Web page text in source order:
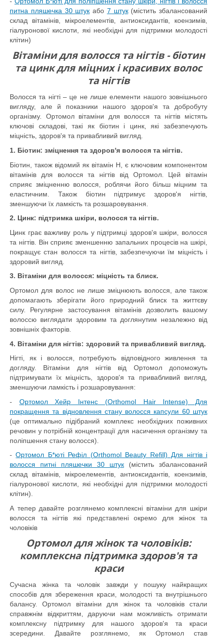
питна пляшечка 30 штук або 7 штук(містить збалансований
склад вітамінів, мікроелементів, антиоксидантів, коензимів,
гіалуронової кислоти, які необхідні для підтримки молодості
клітин)
Вітаміни для волосся та нігтів - біотин
та цинк для міцних і красивих волос
та нігтів
Волосся та нігті – це не лише елементи нашого зовнішнього
вигляду, але й показники нашого здоров'я та добробуту
організму. Ортомол вітаміни для волосся та нігтів містять
ключові складові, такі як біотин і цинк, які забезпечують
міцність, здоров'я та привабливий вигляд.
1. Біотин: зміцнення та здоров'я волосся та нігтів.
Біотин, також відомий як вітамін H, є ключовим компонентом
вітамінів для волосся та нігтів від Ортомол. Цей вітамін
сприяє зміцненню волосся, роблячи його більш міцним та
еластичним. Також біотин підтримує здоров'я нігтів,
зменшуючи їх ламкість та розшаровування.
2. Цинк: підтримка шкіри, волосся та нігтів.
Цинк грає важливу роль у підтримці здоров'я шкіри, волосся
та нігтів. Він сприяє зменшенню запальних процесів на шкірі,
покращує стан волосся та нігтів, забезпечуючи їм міцність і
здоровий вигляд.
3. Вітаміни для волосся: міцність та блиск.
Ортомол для волос не лише зміцнюють волосся, але також
допомагають зберігати його природний блиск та життєву
силу. Регулярне застосування вітамінів дозволить вашому
волоссю виглядати здоровим та доглянутим незалежно від
зовнішніх факторів.
4. Вітаміни для нігтів: здоровий та привабливий вигляд.
Нігті, як і волосся, потребують відповідного живлення та
догляду. Вітаміни для нігтів від Ортомол допоможуть
підтримувати їх міцність, здоров'я та привабливий вигляд,
зменшуючи ламкість і розшаровування:
- Ортомол Хейр Інтенс (Orthomol Hair Intense) Для
покращення та відновлення стану волосся капсули 60 штук
(це оптимально підібраний комплекс необхідних поживних
речовин у потрібній концентрації для насичення організму та
поліпшення стану волосся).
-Ортомол Б*юті Рефіл (Orthomol Beauty Refill) Для нігтів і
волосся питні пляшечки 30 штук (містить збалансований
склад вітамінів, мікроелементів, антиоксидантів, коензимів,
гіалуронової кислоти, які необхідні для підтримки молодості
клітин).
А тепер давайте розглянемо комплексні вітаміни для шкіри
волосся та нігтів які представлені окремо для жінок та
чоловіків
Ортомол для жінок та чоловіків:
комплексна підтримка здоров'я та
краси
Сучасна жінка та чоловік завжди у пошуку найкращих
способів для збереження краси, молодості та внутрішнього
балансу. Ортомол вітаміни для жінок та чоловіків стали
справжнім відкриттям, даруючи нам можливість отримати
комплексну підтримку для нашого здоров'я та краси
зсередини. Давайте розглянемо, як Ортомол став